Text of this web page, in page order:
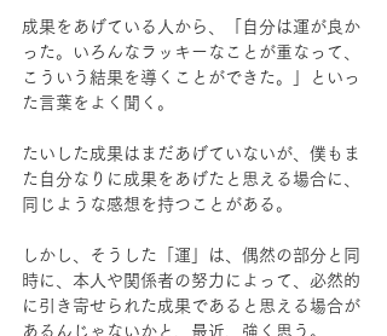
成果をあげている人から、「自分は運が良か
った。いろんなラッキーなことが重なって、
こういう結果を導くことができた。」といっ
た言葉をよく聞く。
たいした成果はまだあげていないが、僕もま
た自分なりに成果をあげたと思える場合に、
同じような感想を持つことがある。
しかし、そうした「運」は、偶然の部分と同
時に、本人や関係者の努力によって、必然的
に引き寄せられた成果であると思える場合が
あるんじゃないかと、最近、強く思う。